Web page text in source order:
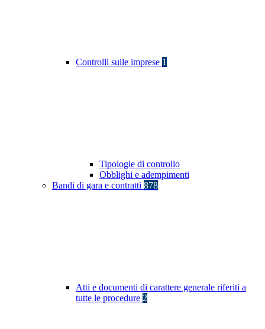
Controlli sulle imprese 1
Tipologie di controllo
Obblighi e adempimenti
Bandi di gara e contratti 878
Atti e documenti di carattere generale riferiti a
tutte le procedure 2